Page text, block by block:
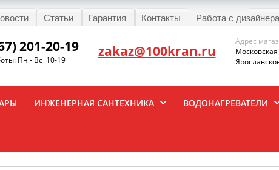
Статьи Гарантия Контакты Работа с
201-20-19
Пн - Вс 10-19 zakaz@100kran.ru
Адрес
ИНЖЕНЕРНАЯ САНТЕХНИКА ВОДОНАГРЕВАТЕЛИ